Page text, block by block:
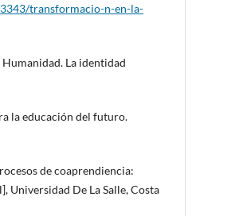
transformacio-n-en-la-
La identidad
la educación del futuro.
de coaprendiencia:
Universidad De La Salle, Costa